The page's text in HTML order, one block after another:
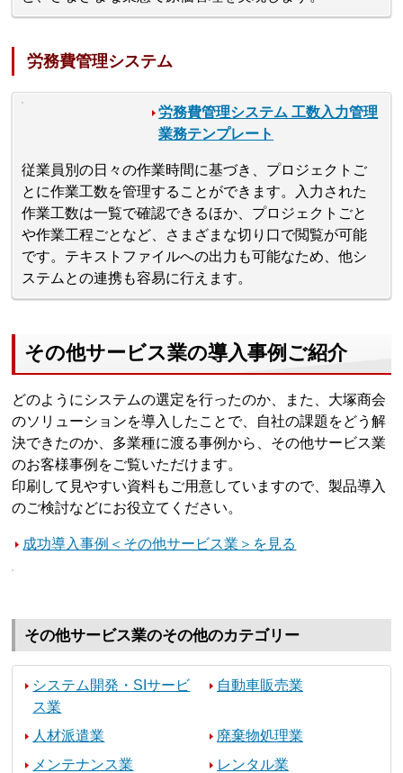
労務費管理システム
労務費管理システム 工数入力管理
業務テンプレート
従業員別の日々の作業時間に基づき、プロジェクトご
とに作業工数を管理することができます。入力された
作業工数は一覧で確認できるほか、プロジェクトごと
や作業工程ごとなど、さまざまな切り口で閲覧が可能
です。テキストファイルへの出力も可能なため、他シ
ステムとの連携も容易に行えます。
その他サービス業の導入事例ご紹介
どのようにシステムの選定を行ったのか、また、大塚商会
のソリューションを導入したことで、自社の課題をどう解
決できたのか、多業種に渡る事例から、その他サービス業
のお客様事例をご覧いただけます。
印刷して見やすい資料もご用意していますので、製品導入
のご検討などにお役立てください。
成功導入事例＜その他サービス業＞を見る
その他サービス業のその他のカテゴリー
システム開発・SIサービ
ス業
自動車販売業
人材派遣業
廃棄物処理業
メンテナンス業
レンタル業